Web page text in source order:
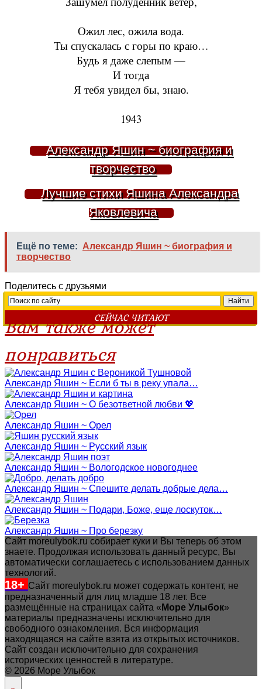
Ожил лес, ожила вода.
Ты спускалась с горы по краю…
Будь я даже слепым —
И тогда
Я тебя увидел бы, знаю.
1943
Александр Яшин ~ биография и
творчество
Лучшие стихи Яшина Александра
Яковлевича
Ещё по теме: Александр Яшин ~ биография и
творчество
Поделитесь с друзьями
СЕЙЧАС ЧИТАЮТ
Вам также может
понравиться
Александр Яшин ~ Если б ты в реку упала…
Александр Яшин ~ О безответной любви 💖
Александр Яшин ~ Орел
Александр Яшин ~ Русский язык
Александр Яшин ~ Вологодское новогоднее
Александр Яшин ~ Спешите делать добрые дела…
Александр Яшин ~ Подари, Боже, еще лоскуток…
Александр Яшин ~ Про березку
Сайт moreulybok.ru собирает куки и Вы теперь об этом
знаете. Продолжая использовать данный ресурс, Вы
автоматически соглашаетесь с использованием данных
технологий.
18+ Сайт moreulybok.ru может содержать контент, не
предназначенный для лиц младше 18 лет. Все
размещённые на страницах сайта « Море Улыбок»
материалы предназначены исключительно для
свободного ознакомления. Вся информация
находящаяся на сайте взята из открытых источников.
Сайт создан исключительно для сохранения
исторических ценностей в литературе.
© 2026 Море Улыбок